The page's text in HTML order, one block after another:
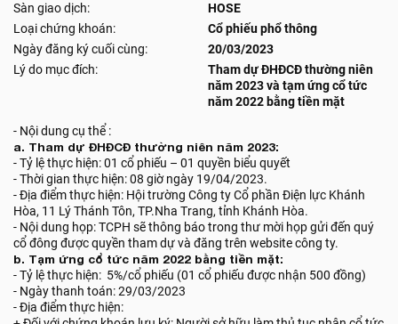
Sàn giao dịch:
HOSE
Loại chứng khoán:
Cổ phiếu phổ thông
Ngày đăng ký cuối cùng:
20/03/2023
Lý do mục đích:
Tham dự ĐHĐCĐ thường niên
năm 2023 và tạm ứng cổ tức
năm 2022 bằng tiền mặt
- Nội dung cụ thể :
a. Tham dự ĐHĐCĐ thường niên năm 2023:
- Tỷ lệ thực hiện: 01 cổ phiếu – 01 quyền biểu quyết
- Thời gian thực hiện: 08 giờ ngày 19/04/2023.
- Địa điểm thực hiện: Hội trường Công ty Cổ phần Điện lực Khánh
Hòa, 11 Lý Thánh Tôn, TP.Nha Trang, tỉnh Khánh Hòa.
- Nội dung họp: TCPH sẽ thông báo trong thư mời họp gửi đến quý
cổ đông được quyền tham dự và đăng trên website công ty.
b. Tạm ứng cổ tức năm 2022 bằng tiền mặt:
- Tỷ lệ thực hiện: 5%/cổ phiếu (01 cổ phiếu được nhận 500 đồng)
- Ngày thanh toán: 29/03/2023
- Địa điểm thực hiện: